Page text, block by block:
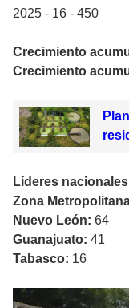
2025 - 16 - 450
Crecimiento
Crecimiento
Líderes
Zona
Nuevo León: 64
Guanajuato: 41
Tabasco: 16